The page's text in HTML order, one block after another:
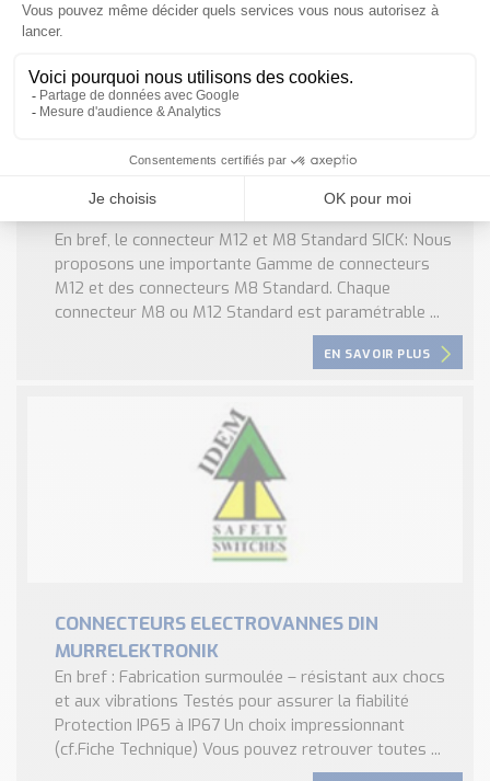
Connecteur M12 et connecteur M8 Standard
En bref, le connecteur M12 et M8 Standard SICK: Nous
proposons une importante Gamme de connecteurs
M12 et des connecteurs M8 Standard. Chaque
connecteur M8 ou M12 Standard est paramétrable ...
EN SAVOIR PLUS
CONNECTEURS ELECTROVANNES DIN
MURRELEKTRONIK
En bref : Fabrication surmoulée – résistant aux chocs
et aux vibrations Testés pour assurer la fiabilité
Protection IP65 à IP67 Un choix impressionnant
(cf.Fiche Technique) Vous pouvez retrouver toutes ...